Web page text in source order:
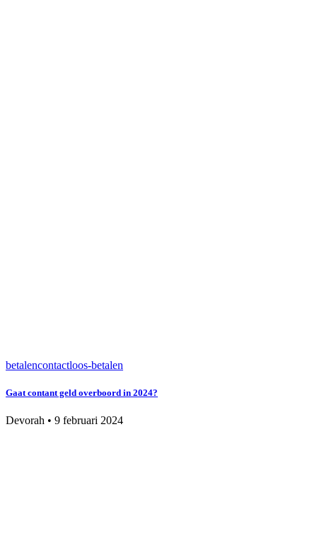
betalencontactloos-betalen
Gaat contant geld overboord in 2024?
Devorah • 9 februari 2024